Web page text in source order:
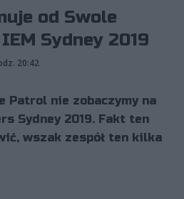
od Swole
Sydney 2019
20:42
Patrol nie zobaczymy na
Sydney 2019. Fakt ten
wszak zespół ten kilka